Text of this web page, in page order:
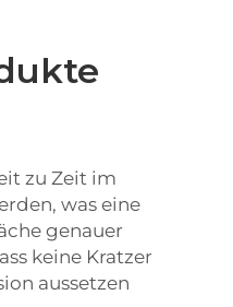
zu Zeit im
was eine
genauer
keine Kratzer
aussetzen